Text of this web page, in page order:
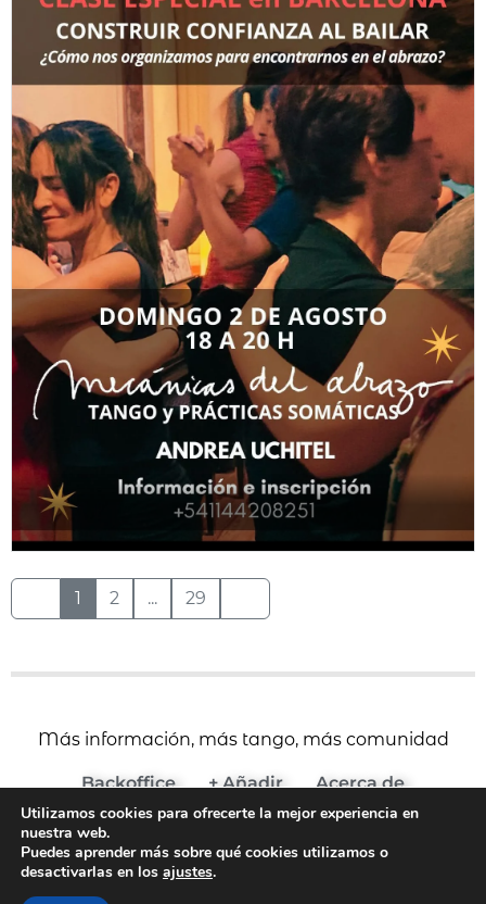
1 2 ... 29
Más información, más tango, más comunidad
Backoffice + Añadir
Acerca de
(c) 2024 Agenda del Tango
Aviso Legal y Términos de Uso
Política de Cookies
Utilizamos cookies para ofrecerte la mejor experiencia en
nuestra web.
Puedes aprender más sobre qué cookies utilizamos o
desactivarlas en los ajustes.